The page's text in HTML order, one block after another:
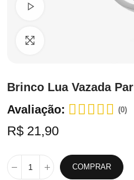
Brinco Lua Vazada Par
Avaliação:
(0)
R$ 21,90
COMPRAR